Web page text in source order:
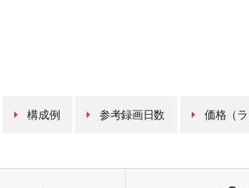
構成例 参考録画日数 価格（ラ